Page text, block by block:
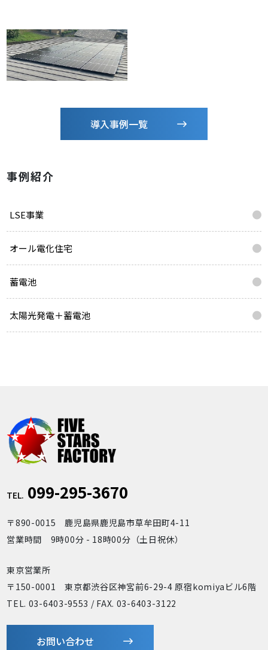
導入事例一覧
事例紹介
LSE事業
オール電化住宅
蓄電池
太陽光発電＋蓄電池
TEL. 099-295-3670
〒890-0015 鹿児島県鹿児島市草牟田町4-11
営業時間 9時00分 - 18時00分（土日祝休）
東京営業所
〒150-0001 東京都渋谷区神宮前6-29-4 原宿komiyaビル6階
TEL. 03-6403-9553 / FAX. 03-6403-3122
お問い合わせ